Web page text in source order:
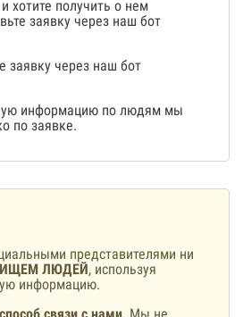
хотите получить о нем
заявку через наш бот
заявку через наш бот
информацию по людям мы
по заявке.
представителями ни
ЛЮДЕЙ, используя
информацию.
связи с нами. Мы не